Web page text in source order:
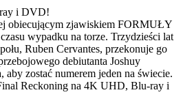
i DVD!
obiecującym zjawiskiem FORMUŁY
wypadku na torze. Trzydzieści lat
Ruben Cervantes, przekonuje go
debiutanta Joshuy
aby zostać numerem jeden na świecie.
Reckoning na 4K UHD, Blu-ray i